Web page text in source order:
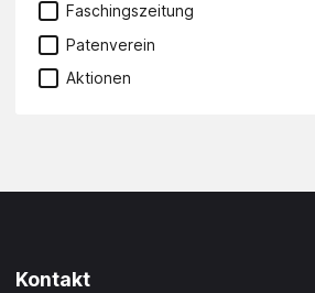
Faschingszeitung
Patenverein
Aktionen
Kontakt